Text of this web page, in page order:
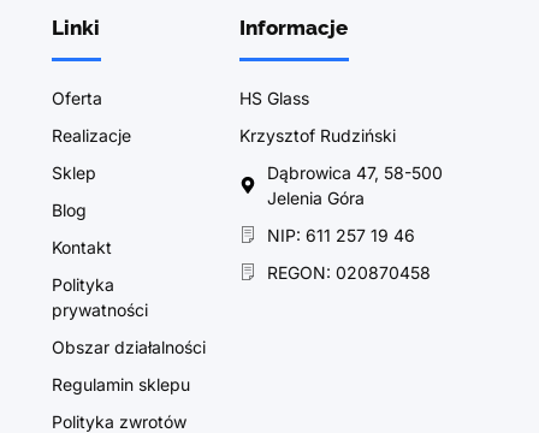
Linki
Oferta
Realizacje
Sklep
Blog
Kontakt
Polityka
prywatności
Obszar działalności
Regulamin sklepu
Polityka zwrotów
Informacje
HS Glass
Krzysztof Rudziński
Dąbrowica 47, 58-500
Jelenia Góra
NIP: 611 257 19 46
REGON: 020870458